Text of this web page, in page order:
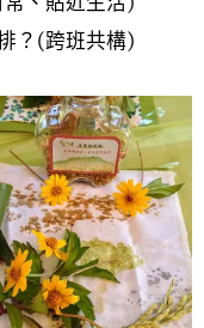
？(跨班共構)